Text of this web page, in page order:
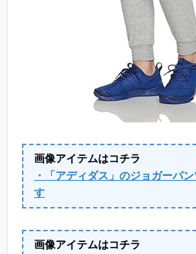
画像アイテムはコチラ
・「アディダス」のジョガーパ
す
画像アイテムはコチラ